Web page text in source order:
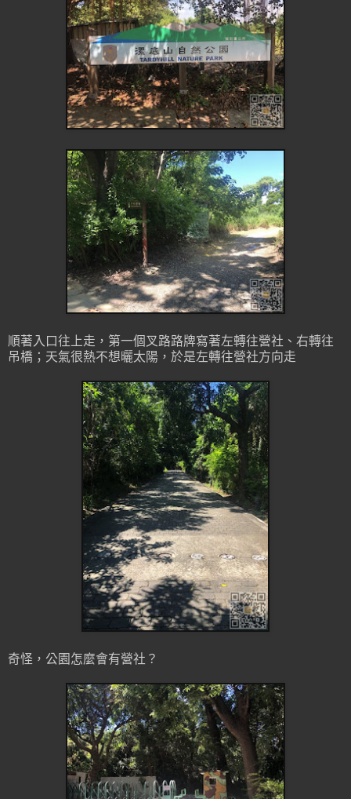
順著入口往上走，第一個叉路路牌寫著左轉往營社、右轉往
吊橋；天氣很熱不想曬太陽，於是左轉往營社方向走
奇怪，公園怎麼會有營社？